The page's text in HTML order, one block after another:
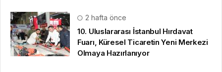
2 hafta önce
10. Uluslararası İstanbul Hırdavat
Fuarı, Küresel Ticaretin Yeni Merkezi
Olmaya Hazırlanıyor